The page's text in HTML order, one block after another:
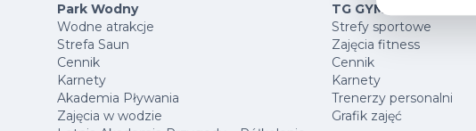
Park Wodny
Wodne atrakcje
Strefa Saun
Cennik
Karnety
Akademia Pływania
Zajęcia w wodzie
TG GYM PARK
Strefy sportowe
Zajęcia fitness
Cennik
Karnety
Trenerzy personalni
Grafik zajęć